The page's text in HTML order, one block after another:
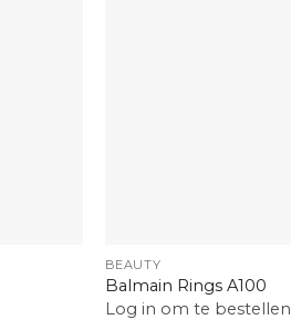
BEAUTY
Balmain Rings A100
Log in om te bestellen